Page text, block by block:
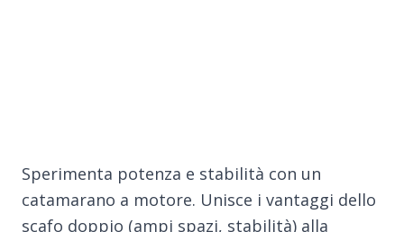
Sperimenta potenza e stabilità con un
catamarano a motore. Unisce i vantaggi dello
scafo doppio (ampi spazi, stabilità) alla